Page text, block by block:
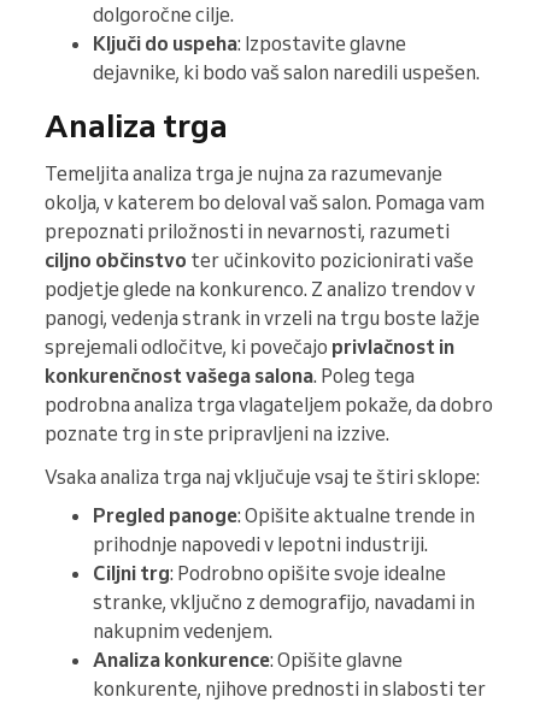
dolgoročne cilje.
Ključi do uspeha: Izpostavite glavne
dejavnike, ki bodo vaš salon naredili uspešen.
Analiza trga
Temeljita analiza trga je nujna za razumevanje
okolja, v katerem bo deloval vaš salon. Pomaga vam
prepoznati priložnosti in nevarnosti, razumeti
ciljno občinstvo ter učinkovito pozicionirati vaše
podjetje glede na konkurenco. Z analizo trendov v
panogi, vedenja strank in vrzeli na trgu boste lažje
sprejemali odločitve, ki povečajo privlačnost in
konkurenčnost vašega salona. Poleg tega
podrobna analiza trga vlagateljem pokaže, da dobro
poznate trg in ste pripravljeni na izzive.
Vsaka analiza trga naj vključuje vsaj te štiri sklope:
Pregled panoge: Opišite aktualne trende in
prihodnje napovedi v lepotni industriji.
Ciljni trg: Podrobno opišite svoje idealne
stranke, vključno z demografijo, navadami in
nakupnim vedenjem.
Analiza konkurence: Opišite glavne
konkurente, njihove prednosti in slabosti ter